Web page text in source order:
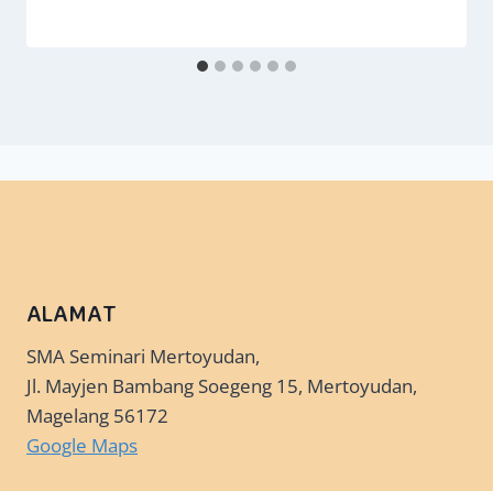
ALAMAT
SMA Seminari Mertoyudan,
Jl. Mayjen Bambang Soegeng 15, Mertoyudan,
Magelang 56172
Google Maps